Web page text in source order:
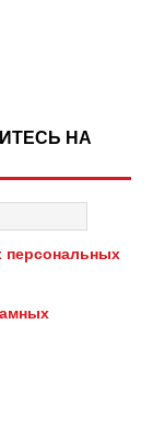
НА
персональных